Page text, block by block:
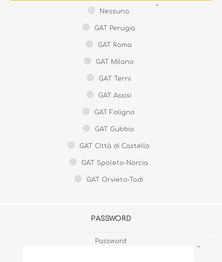
Nessuno
GAT Perugia
GAT Roma
GAT Milano
GAT Terni
GAT Assisi
GAT Foligno
GAT Gubbio
GAT Città di Castello
GAT Spoleto-Norcia
GAT Orvieto-Todi
*
PASSWORD
Password:
*